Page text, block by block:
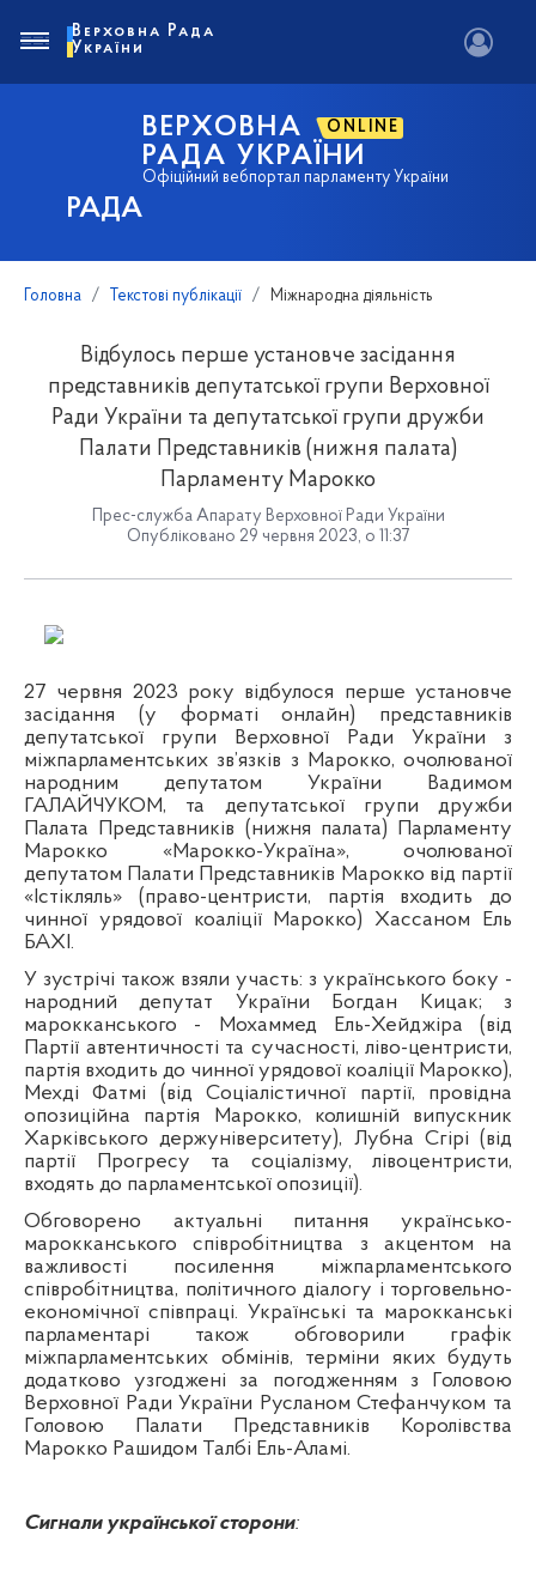
РАДА
ВЕРХОВНА ONLINE
РАДА УКРАЇНИ
Офіційний вебпортал парламенту України
Верховна Рада
України
Головна Текстові публікації Міжнародна діяльність
Відбулось перше установче засідання
представників депутатської групи Верховної
Ради України та депутатської групи дружби
Палати Представників (нижня палата)
Парламенту Марокко
Прес-служба Апарату Верховної Ради України
Опубліковано 29 червня 2023, о 11:37
27 червня 2023 року відбулося перше установче
засідання (у форматі онлайн) представників
депутатської групи Верховної Ради України з
міжпарламентських зв’язків з Марокко, очолюваної
народним депутатом України Вадимом
ГАЛАЙЧУКОМ, та депутатської групи дружби
Палата Представників (нижня палата) Парламенту
Марокко «Марокко-Україна», очолюваної
депутатом Палати Представників Марокко від партії
«Істікляль» (право-центристи, партія входить до
чинної урядової коаліції Марокко) Хассаном Ель
БАХІ.
У зустрічі також взяли участь: з українського боку -
народний депутат України Богдан Кицак; з
марокканського - Мохаммед Ель-Хейджіра (від
Партії автентичності та сучасності, ліво-центристи,
партія входить до чинної урядової коаліції Марокко),
Мехді Фатмі (від Соціалістичної партії, провідна
опозиційна партія Марокко, колишній випускник
Харківського держуніверситету), Лубна Сгірі (від
партії Прогресу та соціалізму, лівоцентристи,
входять до парламентської опозиції).
Обговорено актуальні питання українсько-
марокканського співробітництва з акцентом на
важливості посилення міжпарламентського
співробітництва, політичного діалогу і торговельно-
економічної співпраці. Українські та марокканські
парламентарі також обговорили графік
міжпарламентських обмінів, терміни яких будуть
додатково узгоджені за погодженням з Головою
Верховної Ради України Русланом Стефанчуком та
Головою Палати Представників Королівства
Марокко Рашидом Талбі Ель-Аламі.
Сигнали української сторони: